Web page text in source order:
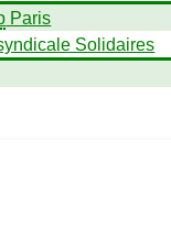
Paris
Solidaires